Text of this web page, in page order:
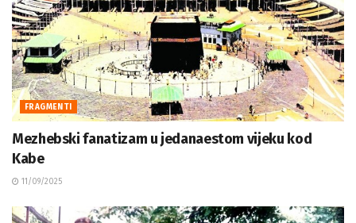
FRAGMENTI
Mezhebski fanatizam u jedanaestom vijeku kod
Kabe
11/09/2025